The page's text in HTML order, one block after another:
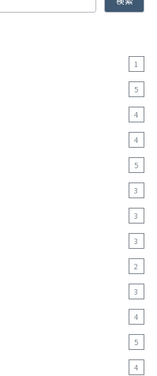
1
5
4
4
5
3
3
3
2
3
4
5
4